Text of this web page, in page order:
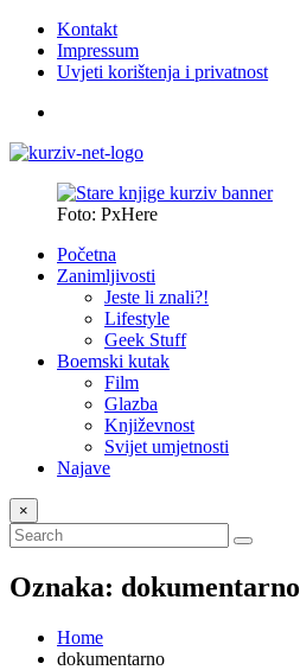
Kontakt
Impressum
Uvjeti korištenja i privatnost
Foto: PxHere
Početna
Zanimljivosti
Jeste li znali?!
Lifestyle
Geek Stuff
Boemski kutak
Film
Glazba
Književnost
Svijet umjetnosti
Najave
×
Oznaka: dokumentarno
Home
dokumentarno